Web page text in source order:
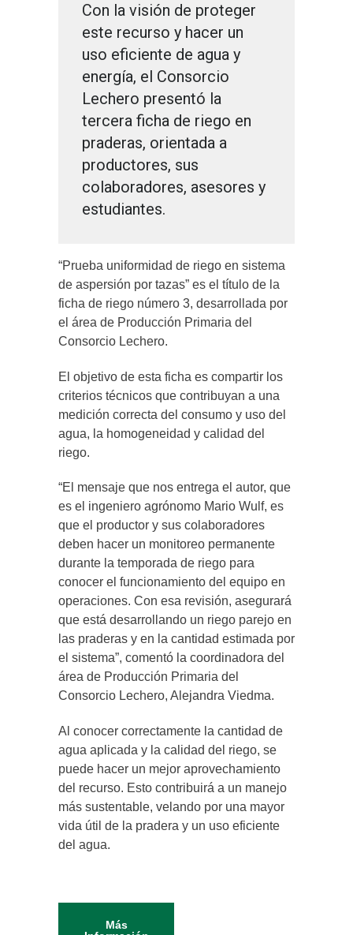
Con la visión de proteger
este recurso y hacer un
uso eficiente de agua y
energía, el Consorcio
Lechero presentó la
tercera ficha de riego en
praderas, orientada a
productores, sus
colaboradores, asesores y
estudiantes.
“Prueba uniformidad de riego en sistema
de aspersión por tazas” es el título de la
ficha de riego número 3, desarrollada por
el área de Producción Primaria del
Consorcio Lechero.
El objetivo de esta ficha es compartir los
criterios técnicos que contribuyan a una
medición correcta del consumo y uso del
agua, la homogeneidad y calidad del
riego.
“El mensaje que nos entrega el autor, que
es el ingeniero agrónomo Mario Wulf, es
que el productor y sus colaboradores
deben hacer un monitoreo permanente
durante la temporada de riego para
conocer el funcionamiento del equipo en
operaciones. Con esa revisión, asegurará
que está desarrollando un riego parejo en
las praderas y en la cantidad estimada por
el sistema”, comentó la coordinadora del
área de Producción Primaria del
Consorcio Lechero, Alejandra Viedma.
Al conocer correctamente la cantidad de
agua aplicada y la calidad del riego, se
puede hacer un mejor aprovechamiento
del recurso. Esto contribuirá a un manejo
más sustentable, velando por una mayor
vida útil de la pradera y un uso eficiente
del agua.
Más